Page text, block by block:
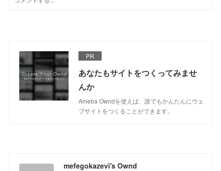
PR
あなたもサイトをつくってみませ
んか
Ameba Owndを使えば、誰でもかんたんにウェ
ブサイトをつくることができます。
mefegokazevi's Ownd